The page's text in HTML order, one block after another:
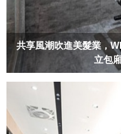
共享風潮吹進美髮業，
立包